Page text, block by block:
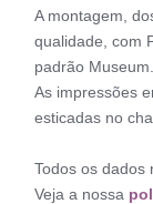
A montagem,
qualidade, com
padrão Museum.
As impressões
esticadas no
Todos os dados
Veja a nossa